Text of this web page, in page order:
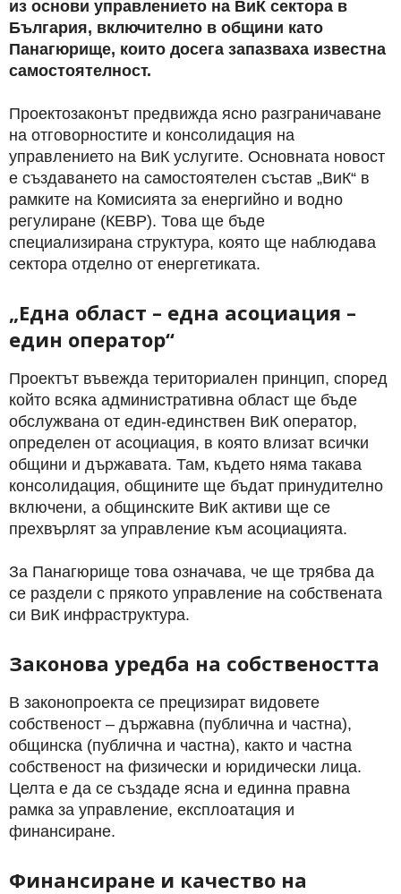
из основи управлението на ВиК сектора в
България, включително в общини като
Панагюрище, които досега запазваха известна
самостоятелност.
Проектозаконът предвижда ясно разграничаване
на отговорностите и консолидация на
управлението на ВиК услугите. Основната новост
е създаването на самостоятелен състав „ВиК“ в
рамките на Комисията за енергийно и водно
регулиране (КЕВР). Това ще бъде
специализирана структура, която ще наблюдава
сектора отделно от енергетиката.
„Една област – една асоциация –
един оператор“
Проектът въвежда териториален принцип, според
който всяка административна област ще бъде
обслужвана от един-единствен ВиК оператор,
определен от асоциация, в която влизат всички
общини и държавата. Там, където няма такава
консолидация, общините ще бъдат принудително
включени, а общинските ВиК активи ще се
прехвърлят за управление към асоциацията.
За Панагюрище това означава, че ще трябва да
се раздели с прякото управление на собствената
си ВиК инфраструктура.
Законова уредба на собствеността
В законопроекта се прецизират видовете
собственост – държавна (публична и частна),
общинска (публична и частна), както и частна
собственост на физически и юридически лица.
Целта е да се създаде ясна и единна правна
рамка за управление, експлоатация и
финансиране.
Финансиране и качество на